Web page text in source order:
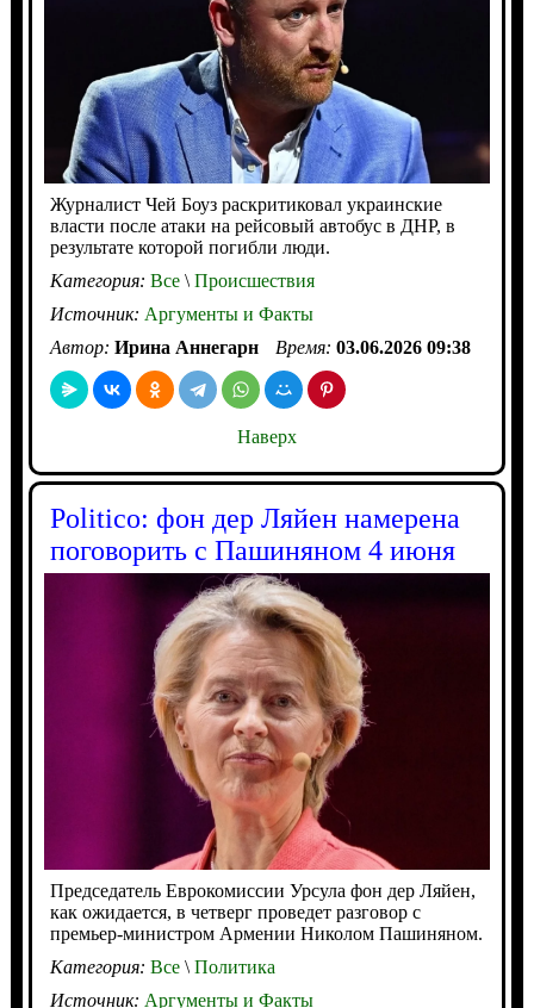
Журналист Чей Боуз раскритиковал украинские
власти после атаки на рейсовый автобус в ДНР, в
результате которой погибли люди.
Категория: Все\Происшествия
Источник: Аргументы и Факты
Автор: Ирина Аннегарн Время: 03.06.2026 09:38
Наверх
Politico: фон дер Ляйен намерена
поговорить с Пашиняном 4 июня
Председатель Еврокомиссии Урсула фон дер Ляйен,
как ожидается, в четверг проведет разговор с
премьер-министром Армении Николом Пашиняном.
Категория: Все\Политика
Источник: Аргументы и Факты